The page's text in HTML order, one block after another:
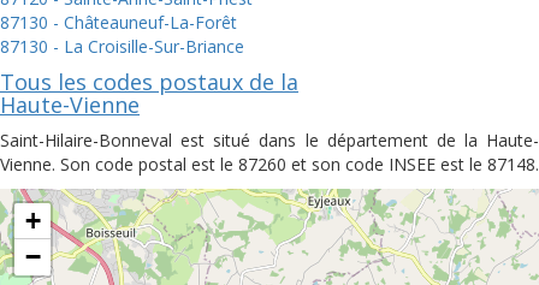
87130 - Châteauneuf-La-Forêt
87130 - La Croisille-Sur-Briance
Tous les codes postaux de la
Haute-Vienne
Saint-Hilaire-Bonneval est situé dans le département de la Haute-
Vienne. Son code postal est le 87260 et son code INSEE est le 87148.
+
−